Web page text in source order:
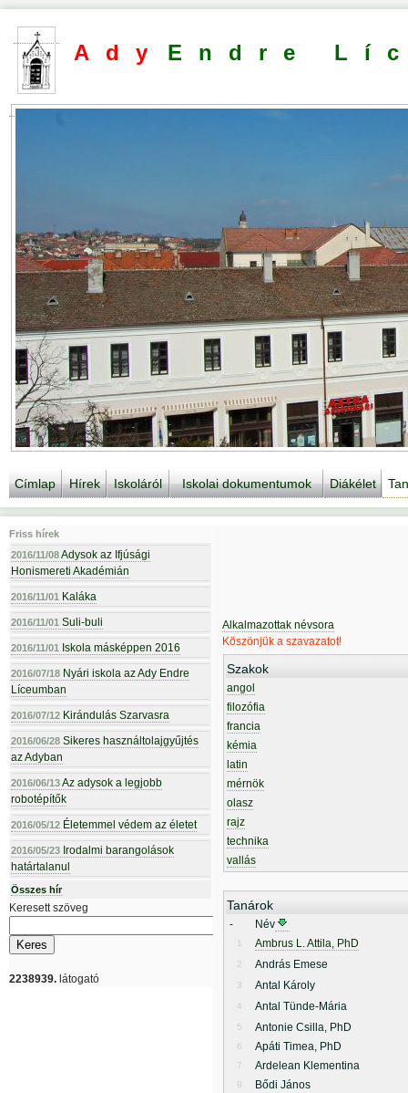
Ady Endre
Címlap Hírek Iskoláról Iskolai dokumentumok Diákélet
Friss hírek
2016/11/08Adysok az Ifjúsági
Honismereti Akadémián
2016/11/01 Kaláka
2016/11/01 Suli-buli
2016/11/01 Iskola másképpen 2016
2016/07/18 Nyári iskola az Ady Endre
Líceumban
2016/07/12 Kirándulás Szarvasra
2016/06/28 Sikeres használtolajgyűjtés
az Adyban
2016/06/13Az adysok a legjobb
robotépítők
2016/05/12 Életemmel védem az életet
2016/05/23 Irodalmi barangolások
határtalanul
Összes hír
Keresett szöveg
2238939. látogató
Alkalmazottak névsora
Köszönjük a szavazatot!
Szakok
angol
filozófia
francia
kémia
latin
mérnök
olasz
rajz
technika
vallás
Tanárok
- Név
1 Ambrus L. Attila, PhD
2 András Emese
3 Antal Károly
4 Antal Tünde-Mária
5 Antonie Csilla, PhD
6 Apáti Timea, PhD
7 Ardelean Klementina
8 Bődi János